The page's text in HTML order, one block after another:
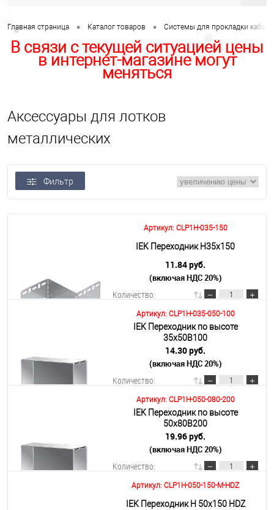
Главная страница • Каталог товаров • Системы для прокладки кабеля
В связи с текущей ситуацией цены
в интернет-магазине могут
меняться
Аксессуары для лотков
металлических
Фильтр
Артикул: CLP1H-035-150
IEK Переходник Н35х150
11.84 руб.
(включая НДС 20%)
Количество:
В корзину
Подробнее
Артикул: CLP1H-035-050-100
IEK Переходник по высоте
35х50B100
14.30 руб.
(включая НДС 20%)
Количество:
В корзину
Подробнее
Артикул: CLP1H-050-080-200
IEK Переходник по высоте
50х80B200
19.96 руб.
(включая НДС 20%)
Количество:
В корзину
Артикул: CLP1H-050-150-M-HDZ
IEK Переходник Н 50х150 HDZ